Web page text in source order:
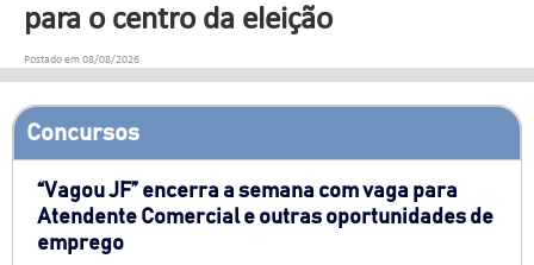
para o centro da eleição
Postado em 08/08/2026
Concursos
“Vagou JF” encerra a semana com vaga para
Atendente Comercial e outras oportunidades de
emprego